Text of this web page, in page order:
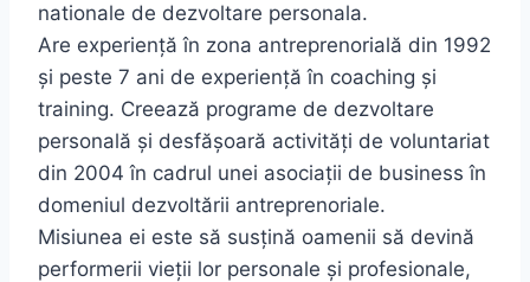
nationale de dezvoltare personala.
Are experienţă în zona antreprenorială din 1992
şi peste 7 ani de experienţă în coaching şi
training. Creează programe de dezvoltare
personală şi desfăşoară activităţi de voluntariat
din 2004 în cadrul unei asociaţii de business în
domeniul dezvoltării antreprenoriale.
Misiunea ei este să susţină oamenii să devină
performerii vieţii lor personale şi profesionale,